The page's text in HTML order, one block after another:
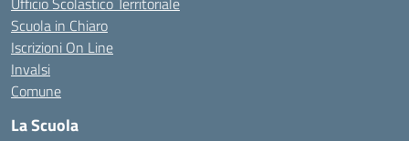
Scuola in Chiaro
Iscrizioni On Line
Invalsi
Comune
La Scuola